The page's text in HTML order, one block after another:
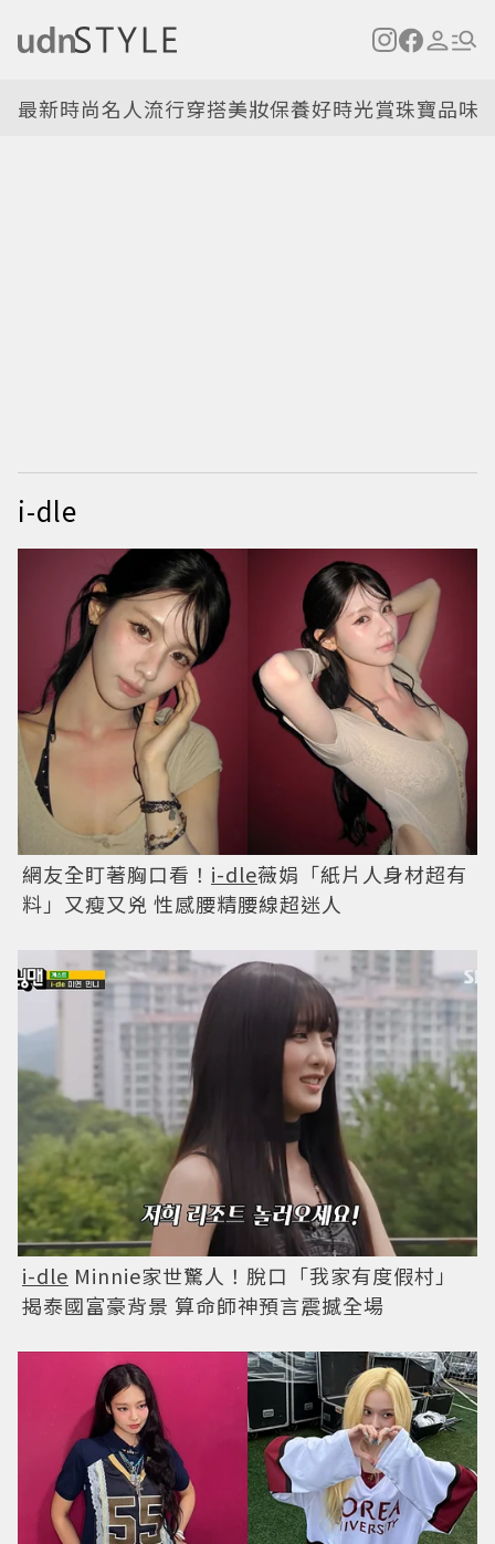
最新時尚名人流行穿搭美妝保養好時光賞珠寶品味
i-dle
網友全盯著胸口看！ i-dle薇娟「紙片人身材超有
料」又瘦又兇 性感腰精腰線超迷人
i-dle Minnie家世驚人！脫口「我家有度假村」
揭泰國富豪背景 算命師神預言震撼全場